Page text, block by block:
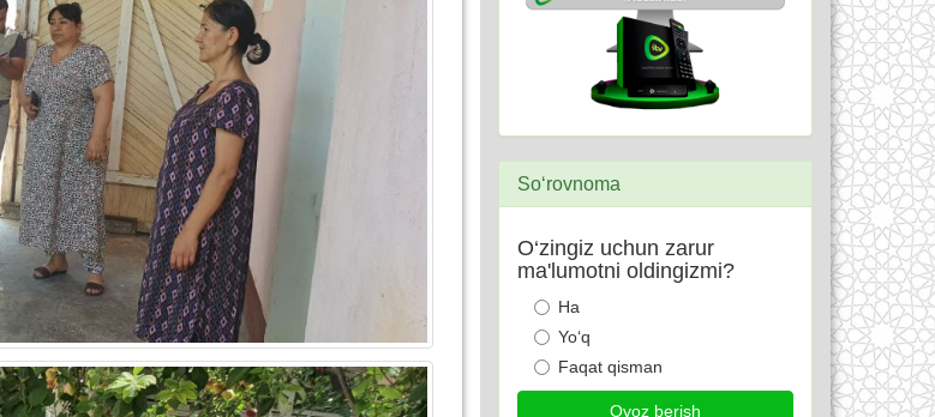
So‘rovnoma
O‘zingiz uchun zarur
ma'lumotni oldingizmi?
Ha
Yo‘q
Faqat qisman